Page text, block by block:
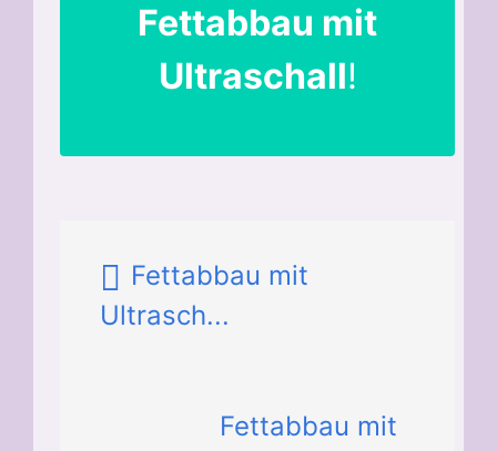
Fettabbau mit
Ultraschall!
Fettabbau mit
Ultrasch...
Fettabbau mit